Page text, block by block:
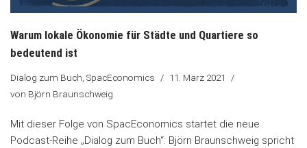
Warum lokale Ökonomie für Städte und Quartiere so
bedeutend ist
Dialog zum Buch, SpacEconomics
11. März 2021
von Björn Braunschweig
Mit dieser Folge von SpacEconomics startet die neue
Podcast-Reihe „Dialog zum Buch“: Björn Braunschweig spricht